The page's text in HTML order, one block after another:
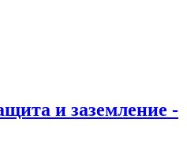
и заземление -